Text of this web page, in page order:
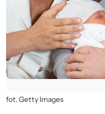
fot. Getty Images